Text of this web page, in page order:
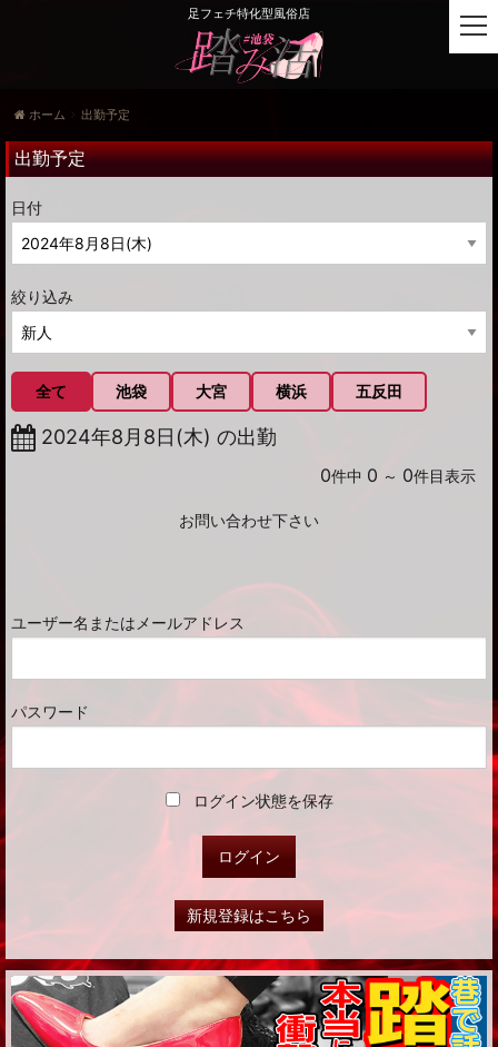
足フェチ特化型風俗店
ホーム 出勤予定
出勤予定
日付
絞り込み
全て 池袋 大宮 横浜 五反田
2024年8月8日(木) の出勤
0件中 0 ～ 0件目表示
お問い合わせ下さい
ユーザー名またはメールアドレス
パスワード
ログイン状態を保存
新規登録はこちら
t
o
e
i
g
i
o